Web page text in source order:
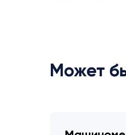
Может